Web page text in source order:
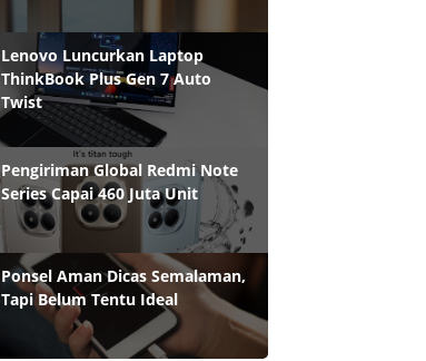
Lenovo Luncurkan Laptop
ThinkBook Plus Gen 7 Auto
Twist
Pengiriman Global Redmi Note
Series Capai 460 Juta Unit
Ponsel Aman Dicas Semalaman,
Tapi Belum Tentu Ideal